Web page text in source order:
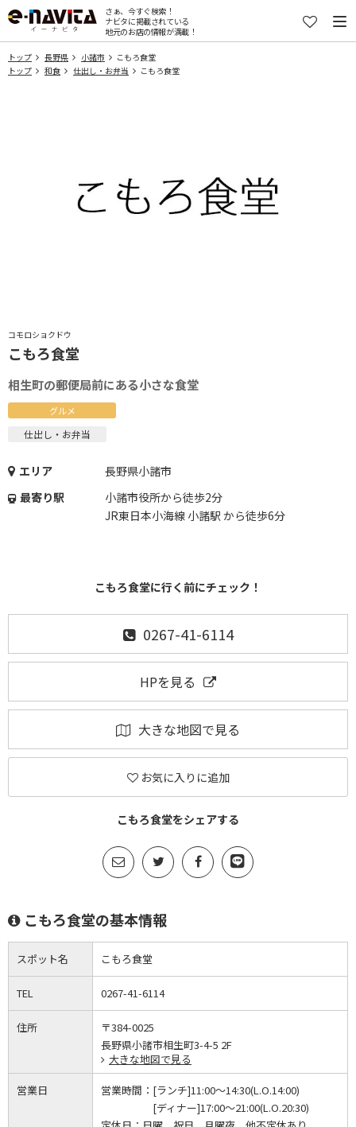
さぁ、今すぐ検索！
ナビタに掲載されている
地元のお店の情報が満載！
トップ 長野県 小諸市
こもろ食堂
トップ
和食 仕出し・お弁当 こもろ食堂
コモロショクドウ
こもろ食堂
相生町の郵便局前にある小さな食堂
グルメ
仕出し・お弁当
エリア
長野県小諸市
最寄り駅
小諸市役所から徒歩2分
JR東日本小海線 小諸駅 から徒歩6分
こもろ食堂に行く前にチェック！
0267-41-6114
HPを見る
大きな地図で見る
お気に入りに追加
こもろ食堂をシェアする
こもろ食堂の基本情報
スポット名 こもろ食堂
TEL 0267-41-6114
住所
〒384-0025
長野県小諸市相生町3-4-5 2F
大きな地図で見る
営業日 営業時間： [ランチ]11:00～14:30(L.O.14:00)
[ディナー]17:00～21:00(L.O.20:30)